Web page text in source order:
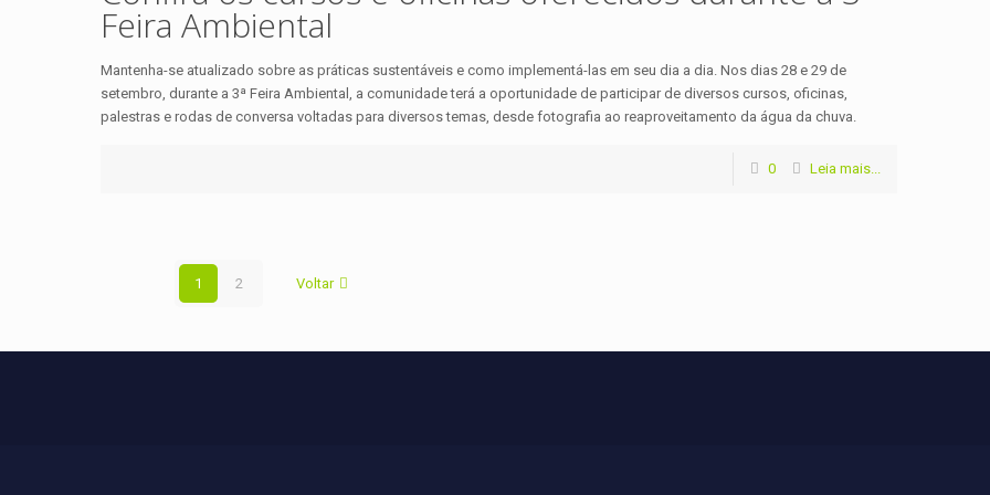
Feira Ambiental
Mantenha-se atualizado sobre as práticas sustentáveis e como implementá-las em seu dia a dia. Nos dias 28 e 29 de
setembro, durante a 3ª Feira Ambiental, a comunidade terá a oportunidade de participar de diversos cursos, oficinas,
palestras e rodas de conversa voltadas para diversos temas, desde fotografia ao reaproveitamento da água da chuva.
0 Leia mais...
1 2 Voltar